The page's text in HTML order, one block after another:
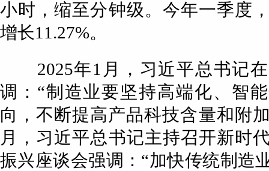
小时，缩至分钟级。今年一季度
增长11.27%。
2025年1月，习近平总书记在
调：“制造业要坚持高端化、智
向，不断提高产品科技含量和附
月，习近平总书记主持召开新时
振兴座谈会强调：“加快传统制造